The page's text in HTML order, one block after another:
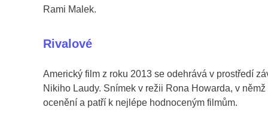
Rami Malek.
Rivalové
Americký film z roku 2013 se odehrává v prostředí
Nikiho Laudy. Snímek v režii Rona Howarda, v
ocenění a patří k nejlépe hodnoceným filmům.